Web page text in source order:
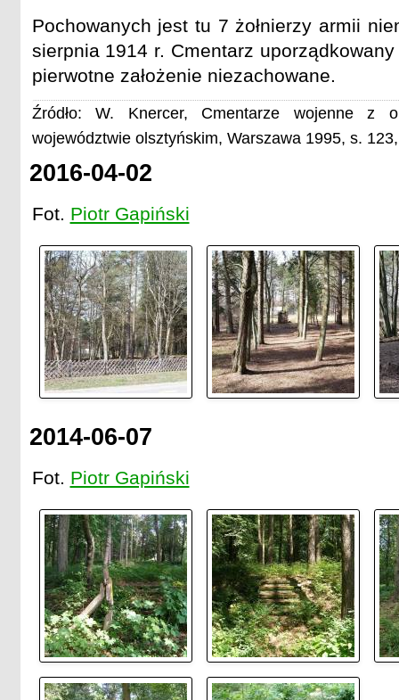
Pochowanych jest tu 7 żołnierzy armii
sierpnia 1914 r. Cmentarz
pierwotne założenie niezachowane.
Źródło: W. Knercer, Cmentarze wojenne z
województwie olsztyńskim, Warszawa 1995, s.
2016-04-02
Fot. Piotr Gapiński
2014-06-07
Fot. Piotr Gapiński